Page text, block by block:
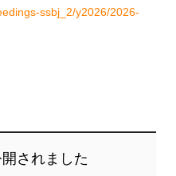
ssbj_2/y2026/2026-
されました